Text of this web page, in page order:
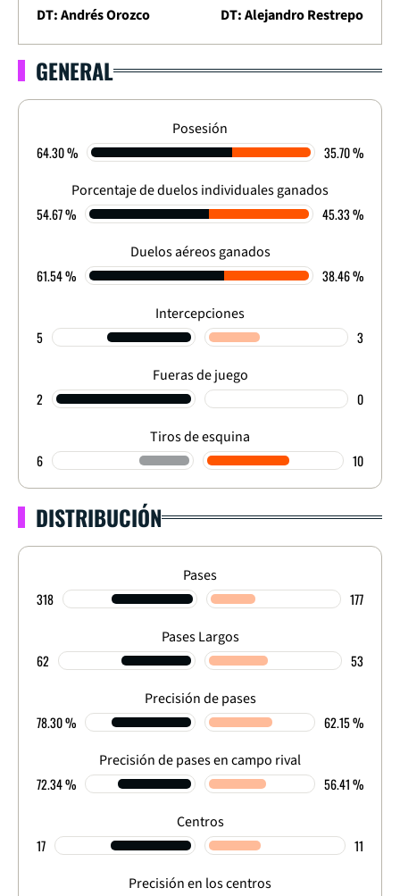
DT: Andrés Orozco DT: Alejandro Restrepo
APERTURA - FECHA 3
0-1
FINALIZADO
GENERAL
Posesión
64.30 % 35.70 %
Porcentaje de duelos individuales ganados
54.67 % 45.33 %
Duelos aéreos ganados
61.54 % 38.46 %
Intercepciones
5 3
Fueras de juego
2 0
Tiros de esquina
6 10
DISTRIBUCIÓN
Pases
318 177
Pases Largos
62 53
Precisión de pases
78.30 % 62.15 %
Precisión de pases en campo rival
72.34 % 56.41 %
Centros
17 11
Precisión en los centros